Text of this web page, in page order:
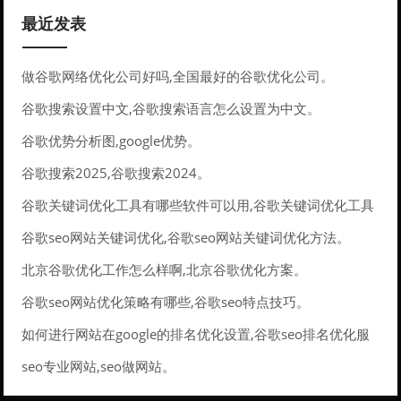
最近发表
做谷歌网络优化公司好吗,全国最好的谷歌优化公司。
谷歌搜索设置中文,谷歌搜索语言怎么设置为中文。
谷歌优势分析图,google优势。
谷歌搜索2025,谷歌搜索2024。
谷歌关键词优化工具有哪些软件可以用,谷歌关键词优化工具
有哪些软件可以用的。
谷歌seo网站关键词优化,谷歌seo网站关键词优化方法。
北京谷歌优化工作怎么样啊,北京谷歌优化方案。
谷歌seo网站优化策略有哪些,谷歌seo特点技巧。
如何进行网站在google的排名优化设置,谷歌seo排名优化服
务。
seo专业网站,seo做网站。